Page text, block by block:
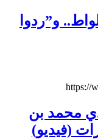
و”ردوا
https://
محمد بن
(فيديو)